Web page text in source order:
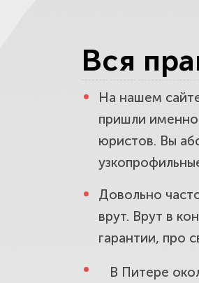
Вся
На нашем
пришли именно
юристов. Вы
Довольно
врут. Врут в
гарантии, про
В Питере